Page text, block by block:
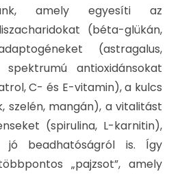
amely egyesíti az
(béta-glükán,
(astragalus,
antioxidánsokat
C- és E-vitamin), a kulcs
szelén, mangán), a vitalitást
(spirulina, L-karnitin),
jó beadhatóságról is. Így
„pajzsot”, amely